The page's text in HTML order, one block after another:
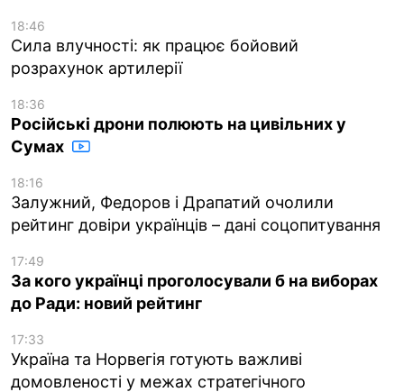
18:46
Сила влучності: як працює бойовий
розрахунок артилерії
18:36
Російські дрони полюють на цивільних у
Сумах
18:16
Залужний, Федоров і Драпатий очолили
рейтинг довіри українців – дані соцопитування
17:49
За кого українці проголосували б на виборах
до Ради: новий рейтинг
17:33
Україна та Норвегія готують важливі
домовленості у межах стратегічного